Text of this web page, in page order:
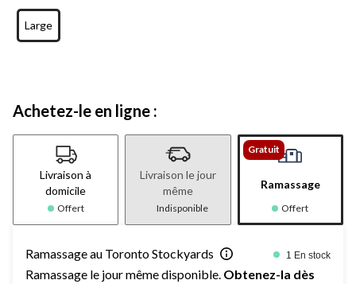
Large
Achetez-le en ligne :
Livraison à
domicile
Offert
Livraison le jour
même
Indisponible
Gratuit
Ramassage
Offert
Ramassage au Toronto Stockyards 1 En stock
Ramassage le jour même disponible. Obtenez-la dès